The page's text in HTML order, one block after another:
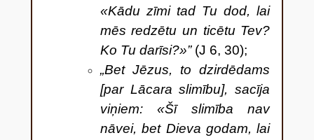
«Kādu zīmi tad Tu dod, lai
mēs redzētu un ticētu Tev?
Ko Tu darīsi?»”(J 6, 30);
„Bet Jēzus, to dzirdēdams
[par Lācara slimību], sacīja
viņiem: «Šī slimība nav
nāvei, bet Dieva godam, lai